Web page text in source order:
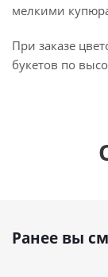
мелкими
При заказе
букетов по
Ранее вы